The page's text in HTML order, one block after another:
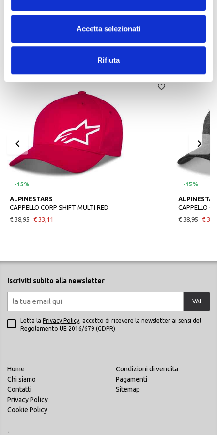
Accetta selezionati
Rifiuta
€ 189,95
€
PRODOTTI SIMILI
-15%
ALPINESTARS
CAPPELLO CORP SHIFT MULTI RED
€ 38,95 € 33,11
-15%
CAPPELLO
€ 38,95 €
Iscriviti subito alla newsletter
VAI
Letta la Privacy Policy, accetto di ricevere la newsletter ai sensi del
Regolamento UE 2016/679 (GDPR)
Home
Chi siamo
Contatti
Privacy Policy
Cookie Policy
Condizioni di vendita
Pagamenti
Sitemap
-